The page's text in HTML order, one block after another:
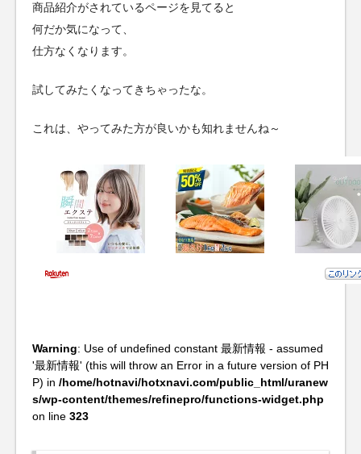
商品紹介がされているページを見てると
何だか気になって、
仕方なくなります。
試してみたくなってきちゃったな。
これは、やってみた方が良いかも知れませんね～
Warning: Use of undefined constant 最新情報 - assumed
'最新情報' (this will throw an Error in a future version of PH
P) in /home/hotnavi/hotxnavi.com/public_html/uranew
s/wp-content/themes/refinepro/functions-widget.php
on line 323